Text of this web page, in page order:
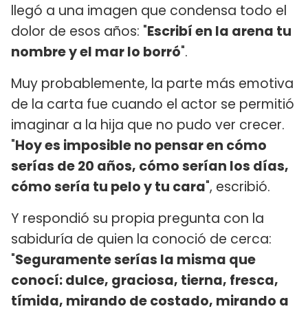
llegó a una imagen que condensa todo el
dolor de esos años: "Escribí en la arena tu
nombre y el mar lo borró".
Muy probablemente, la parte más emotiva
de la carta fue cuando el actor se permitió
imaginar a la hija que no pudo ver crecer.
"Hoy es imposible no pensar en cómo
serías de 20 años, cómo serían los días,
cómo sería tu pelo y tu cara", escribió.
Y respondió su propia pregunta con la
sabiduría de quien la conoció de cerca:
"Seguramente serías la misma que
conocí: dulce, graciosa, tierna, fresca,
tímida, mirando de costado, mirando a